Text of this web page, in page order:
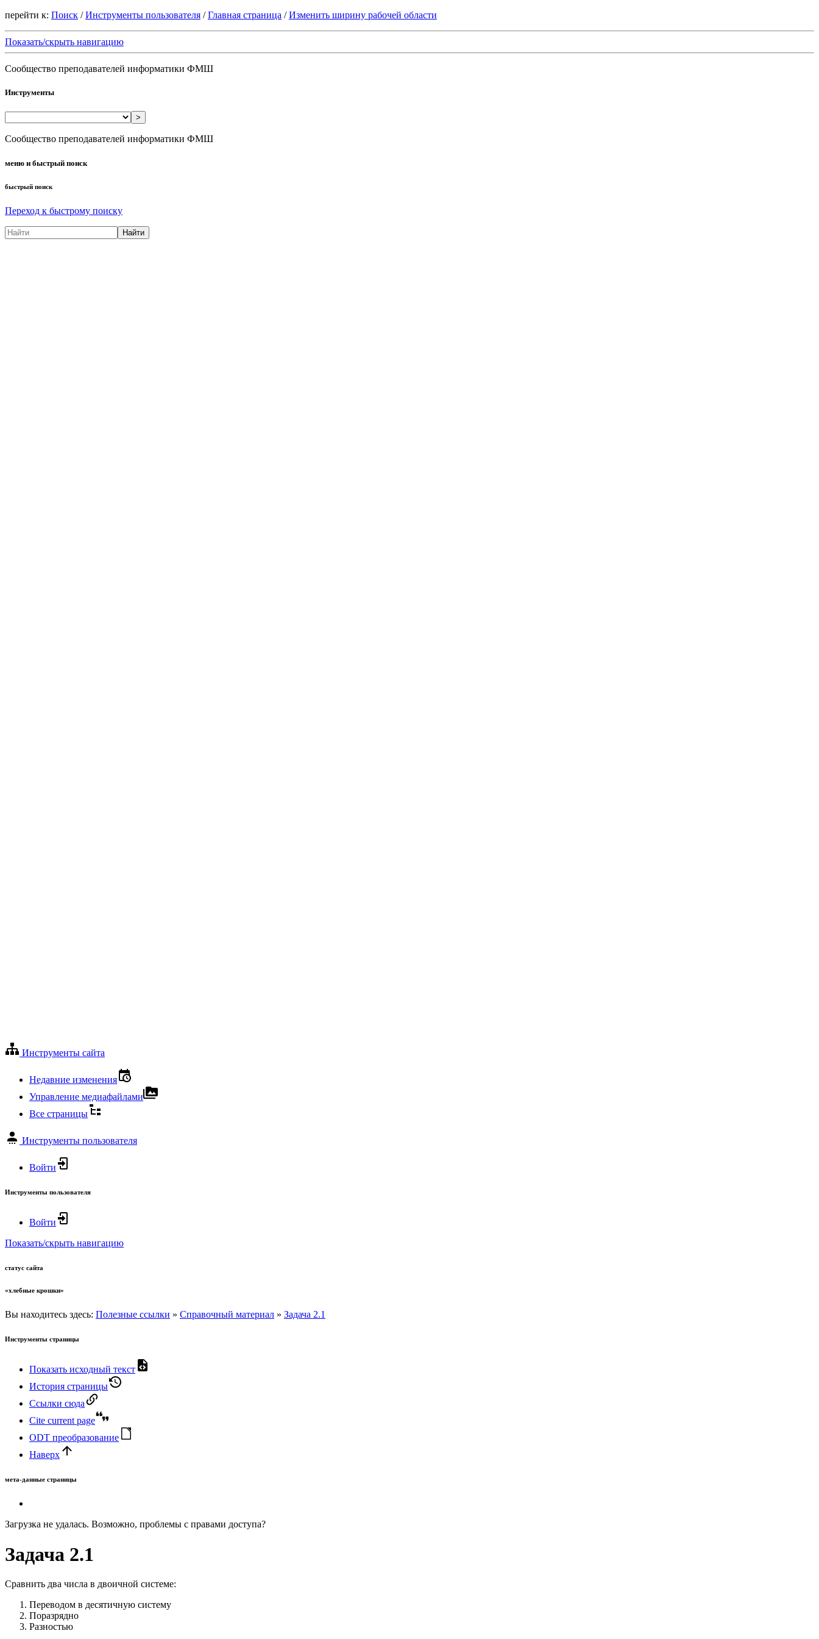
перейти к: Поиск / Инструменты пользователя / Главная страница / Изменить ширину рабочей области
Показать/скрыть навигацию
Сообщество преподавателей информатики ФМШ
Инструменты
>
Сообщество преподавателей информатики ФМШ
меню и быстрый поиск
быстрый поиск
Переход к быстрому поиску
Найти
Инструменты сайта
Недавние изменения
Управление медиафайлами
Все страницы
Инструменты пользователя
Войти
Инструменты пользователя
Войти
Показать/скрыть навигацию
статус сайта
«хлебные крошки»
Вы находитесь здесь: Полезные ссылки » Справочный материал » Задача 2.1
Инструменты страницы
Показать исходный текст
История страницы
Ссылки сюда
Cite current page
ODT преобразование
Наверх
мета-данные страницы
Загрузка не удалась. Возможно, проблемы с правами доступа?
Задача 2.1
Сравнить два числа в двоичной системе:
Переводом в десятичную систему
Поразрядно
Разностью